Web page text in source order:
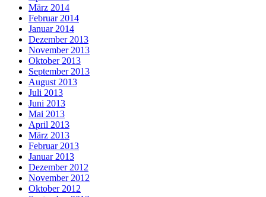
März 2014
Februar 2014
Januar 2014
Dezember 2013
November 2013
Oktober 2013
September 2013
August 2013
Juli 2013
Juni 2013
Mai 2013
April 2013
März 2013
Februar 2013
Januar 2013
Dezember 2012
November 2012
Oktober 2012